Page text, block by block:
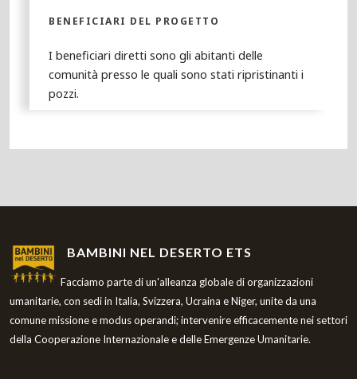
BENEFICIARI DEL PROGETTO
I beneficiari diretti sono gli abitanti delle
comunità presso le quali sono stati ripristinanti i
pozzi.
BAMBINI NEL DESERTO ETS
Facciamo parte di un'alleanza globale di organizzazioni
umanitarie, con sedi in Italia, Svizzera, Ucraina e Niger, unite da una
comune missione e modus operandi; intervenire efficacemente nei settori
della Cooperazione Internazionale e delle Emergenze Umanitarie.